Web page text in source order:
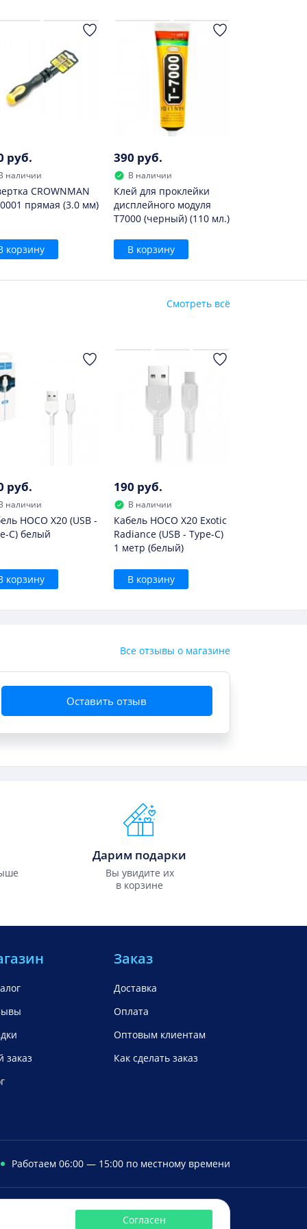
Согласен
руб.
наличии
CROWNMAN
прямая (3.0 мм)
корзину
390 руб.
В наличии
Клей для проклейки
дисплейного модуля
T7000 (черный) (110 мл.)
В корзину
Смотреть всё
руб.
наличии
HOCO X20 (USB -
C) белый
корзину
190 руб.
В наличии
Кабель HOCO X20 Exotic
Radiance (USB - Type-C)
1 метр (белый)
В корзину
Все отзывы о магазине
Оставить отзыв
Дарим подарки
Вы увидите их
в корзине
заказ
Заказ
Доставка
Оплата
Оптовым клиентам
Как сделать заказ
Работаем 06:00 — 15:00 по местному времени
СбербанкMastercardVisa Яндекс.Деньги
Qiwi